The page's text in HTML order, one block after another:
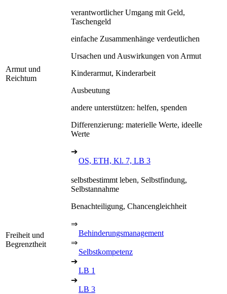
Armut und
Reichtum
verantwortlicher Umgang mit Geld,
Taschengeld
einfache Zusammenhänge verdeutlichen
Ursachen und Auswirkungen von Armut
Kinderarmut, Kinderarbeit
Ausbeutung
andere unterstützen: helfen, spenden
Differenzierung: materielle Werte, ideelle
Werte
➔
OS, ETH, Kl. 7, LB 3
Freiheit und
Begrenztheit
selbstbestimmt leben, Selbstfindung,
Selbstannahme
Benachteiligung, Chancengleichheit
⇒
Behinderungsmanagement
⇒
Selbstkompetenz
➔
LB 1
➔
LB 3